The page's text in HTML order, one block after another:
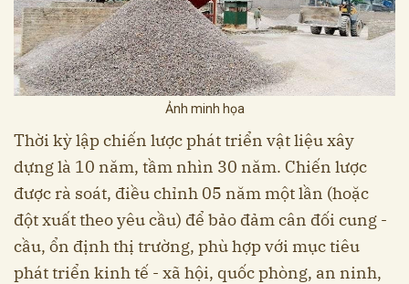
Ảnh minh họa
Thời kỳ lập chiến lược phát triển vật liệu xây
dựng là 10 năm, tầm nhìn 30 năm. Chiến lược
được rà soát, điều chỉnh 05 năm một lần (hoặc
đột xuất theo yêu cầu) để bảo đảm cân đối cung -
cầu, ổn định thị trường, phù hợp với mục tiêu
phát triển kinh tế - xã hội, quốc phòng, an ninh,